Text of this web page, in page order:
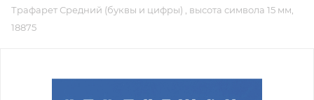
Трафарет Средний (буквы и цифры) , высота символа 15 мм,
18875